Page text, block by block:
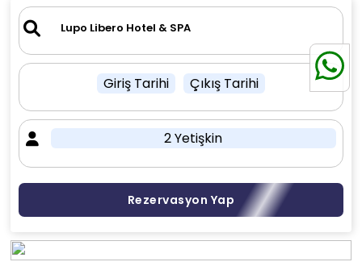
Giriş Tarihi Çıkış Tarihi
2 Yetişkin
Rezervasyon Yap